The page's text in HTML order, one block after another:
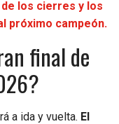
los cierres y los
próximo campeón.
final de
a ida y vuelta. El